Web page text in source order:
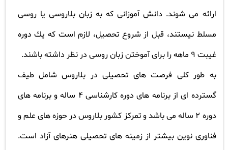
ارائه می شوند. دانش آموزانی که به زبان بلاروسی یا روسی
مسلط نیستند، قبل از شروع تحصیل، لازم است که یك دوره
غیبت 9 ماهه را برای آموختن زبان روسی در نظر داشته باشند
.
به طور کلی فرصت های تحصیلی در بلاروس شامل طیف
گسترده ای از برنامه های دوره کارشناسی 4 ساله و برنامه های
دوره 2 ساله می باشد و تمرکز کشور بلاروس در حوزه های علم و
فناوری نوین بیشتر از زمینه های تحصیلی هنرهای آزاد است.